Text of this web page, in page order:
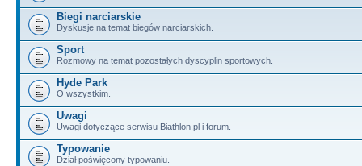
Biegi narciarskie
Dyskusje na temat biegów narciarskich.
Sport
Rozmowy na temat pozostałych dyscyplin sportowych.
Hyde Park
O wszystkim.
Uwagi
Uwagi dotyczące serwisu Biathlon.pl i forum.
Typowanie
Dział poświęcony typowaniu.